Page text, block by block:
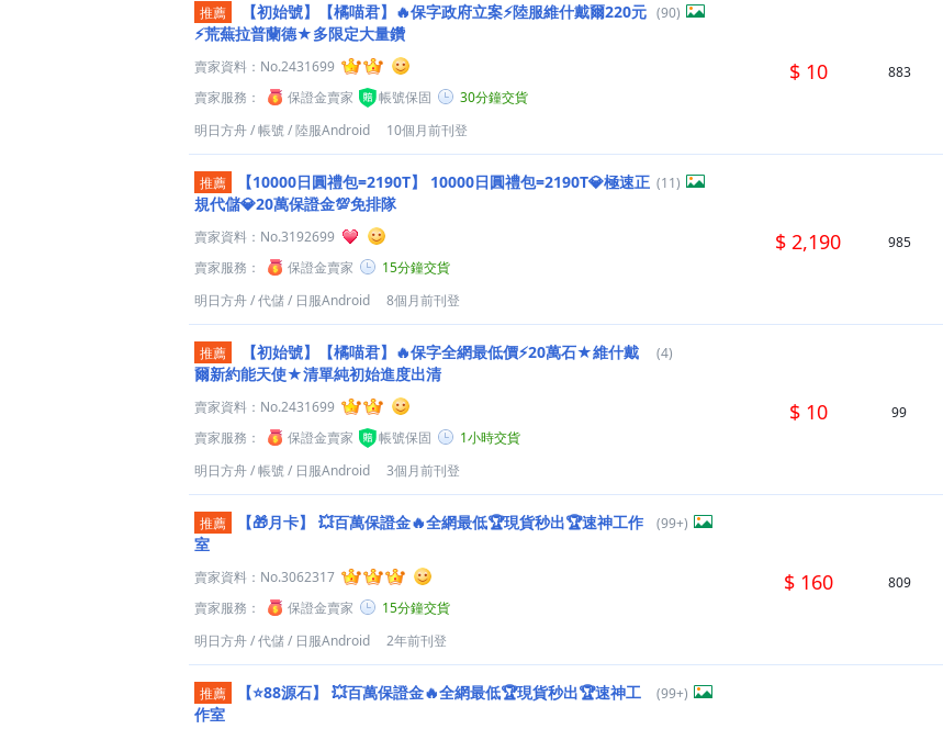
推薦
【初始號】【橘喵君】🔥保字政府立案⚡陸服維什戴爾220元
⚡荒蕪拉普蘭德★多限定大量鑽
(90)
賣家資料： No.2431699
賣家服務：
保證金賣家 帳號保固
30分鐘交貨
明日方舟/帳號/陸服Android 10個月前刊登
$ 10 883
推薦 【10000日圓禮包=2190T】
10000日圓禮包=2190T💎極速正
規代儲💎20萬保證金💯免排隊
(11)
賣家資料： No.3192699
賣家服務：
保證金賣家
15分鐘交貨
明日方舟/代儲/ 日服Android 8個月前刊登
$ 2,190 985
推薦
【初始號】【橘喵君】🔥保字全網最低價⚡20萬石★維什戴
爾新約能天使★清單純初始進度出清
(4)
賣家資料： No.2431699
賣家服務：
保證金賣家 帳號保固
1小時交貨
明日方舟/帳號/ 日服Android 3個月前刊登
$ 10 99
推薦 【🎁月卡】
💥百萬保證金🔥全網最低🏆現貨秒出🏆速神工作
室
(99+)
賣家資料： No.3062317
賣家服務：
保證金賣家
15分鐘交貨
明日方舟/代儲/ 日服Android 2年前刊登
$ 160 809
推薦 【⭐️88源石】
💥百萬保證金🔥全網最低🏆現貨秒出🏆速神工
作室
(99+)